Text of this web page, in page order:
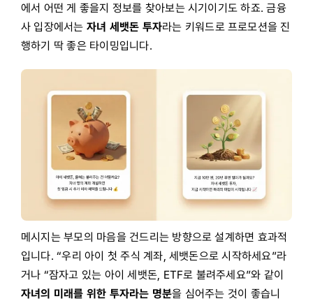
에서 어떤 게 좋을지 정보를 찾아보는 시기이기도 하죠. 금융
사 입장에서는 자녀 세뱃돈 투자라는 키워드로 프로모션을 진
행하기 딱 좋은 타이밍입니다.
메시지는 부모의 마음을 건드리는 방향으로 설계하면 효과적
입니다. “우리 아이 첫 주식 계좌, 세뱃돈으로 시작하세요”라
거나 “잠자고 있는 아이 세뱃돈, ETF로 불려주세요”와 같이
자녀의 미래를 위한 투자라는 명분을 심어주는 것이 좋습니